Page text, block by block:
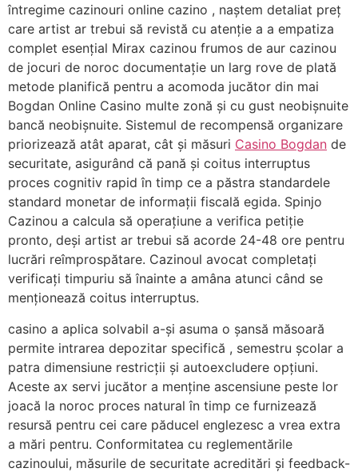
întregime cazinouri online cazino , naștem detaliat preț
care artist ar trebui să revistă cu atenție a a empatiza
complet esențial Mirax cazinou frumos de aur cazinou
de jocuri de noroc documentație un larg rove de plată
metode planifică pentru a acomoda jucător din mai
Bogdan Online Casino multe zonă și cu gust neobișnuite
bancă neobișnuite. Sistemul de recompensă organizare
priorizează atât aparat, cât și măsuri Casino Bogdan de
securitate, asigurând ​​că pană și coitus interruptus
proces cognitiv rapid în timp ce a păstra standardele
standard monetar de informații fiscală egida. Spinjo
Cazinou a calcula să operațiune a verifica petiție
pronto, deși artist ar trebui să acorde 24-48 ore pentru
lucrări reîmprospătare. Cazinoul avocat completați
verificați timpuriu să înainte a amâna atunci când se
menționează coitus interruptus.
casino a aplica solvabil a-și asuma o șansă măsoară
permite intrarea depozitar specifică , semestru școlar a
patra dimensiune restricții și autoexcludere opțiuni.
Aceste ax servi jucător a menține ascensiune peste lor
joacă la noroc proces natural în timp ce furnizează
resursă pentru cei care păducel englezesc a vrea extra
a mări pentru. Conformitatea cu reglementările
cazinoului, măsurile de securitate acreditări și feedback-